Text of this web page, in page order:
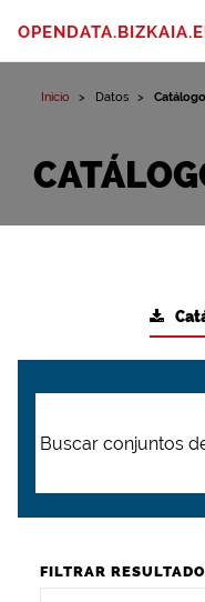
Inicio Datos
FILTRAR